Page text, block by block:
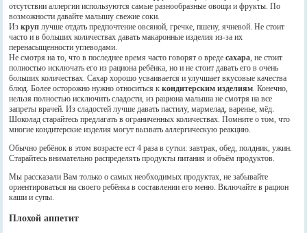
отсутствии аллергии используются самые разнообразные овощи и фрукты. По
возможности давайте малышу свежие соки.
Изкруп лучше отдать предпочтение овсяной, гречке, пшену, ячневой. Не стоит
часто и в больших количествах давать макаронные изделия из-за их
перенасыщенности углеводами.
Не смотря на то, что в последнее время часто говорят о вредесахара, не стоит
полностью исключать его из рациона ребёнка, но и не стоит давать его в очень
больших количествах. Сахар хорошо усваивается и улучшает вкусовые качества
блюд. Более осторожно нужно относиться ккондитерским изделиям. Конечно,
нельзя полностью исключить сладости, из рациона малыша не смотря на все
запреты врачей. Из сладостей лучше давать пастилу, мармелад, варенье, мёд.
Шоколад старайтесь предлагать в ограниченных количествах. Помните о том, что
многие кондитерские изделия могут вызвать аллергическую реакцию.
Обычно ребёнок в этом возрасте ест 4 раза в сутки: завтрак, обед, полдник, ужин.
Старайтесь внимательно распределять продукты питания и объём продуктов.
Мы рассказали Вам только о самых необходимых продуктах, не забывайте
ориентироваться на своего ребёнка в составлении его меню. Включайте в рацион
каши и супы.
Плохой аппетит